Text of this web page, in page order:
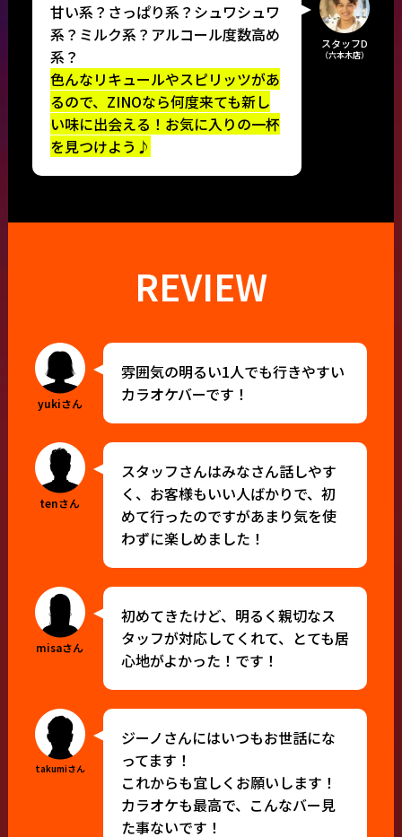
スタッフD
（六本木店）
甘い系？さっぱり系？シュワシュワ
系？ミルク系？アルコール度数高め
系？
色んなリキュールやスピリッツがあ
るので、ZINOなら何度来ても新し
い味に出会える！お気に入りの一杯
を見つけよう♪
REVIEW
yukiさん
雰囲気の明るい1人でも行きやすい
カラオケバーです！
tenさん
スタッフさんはみなさん話しやす
く、お客様もいい人ばかりで、初
めて行ったのですがあまり気を使
わずに楽しめました！
misaさん
初めてきたけど、明るく親切なス
タッフが対応してくれて、とても居
心地がよかった！です！
takumiさん
ジーノさんにはいつもお世話にな
ってます！
これからも宜しくお願いします！
カラオケも最高で、こんなバー見
た事ないです！